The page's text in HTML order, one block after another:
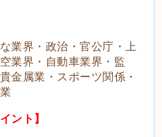
業界・政治・官公庁・上
業界・自動車業界・監
金属業・スポーツ関係・
ント】